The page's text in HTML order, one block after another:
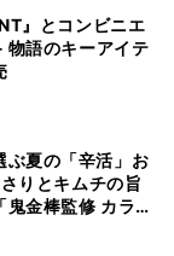
』とコンビニエ
物語のキーアイテ
ぶ夏の「辛活」お
りとキムチの旨
金棒監修 カラシ
さがやみつき!